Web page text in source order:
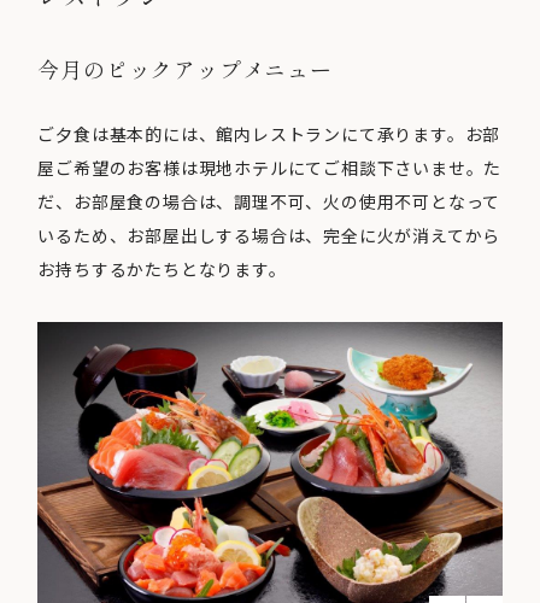
今月のピックアップメニュー
ご夕食は基本的には、館内レストランにて承ります。お部
屋ご希望のお客様は現地ホテルにてご相談下さいませ。た
だ、お部屋食の場合は、調理不可、火の使用不可となって
いるため、お部屋出しする場合は、完全に火が消えてから
お持ちするかたちとなります。